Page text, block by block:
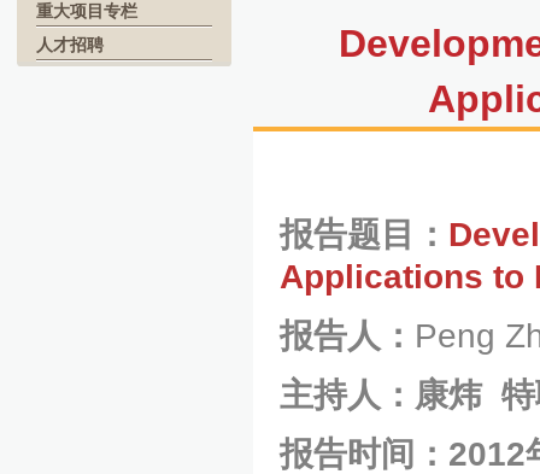
重大项目专栏
人才招聘
报告题目：
Applications to
报告人： Peng
主持人：康炜
报告时间： 2012